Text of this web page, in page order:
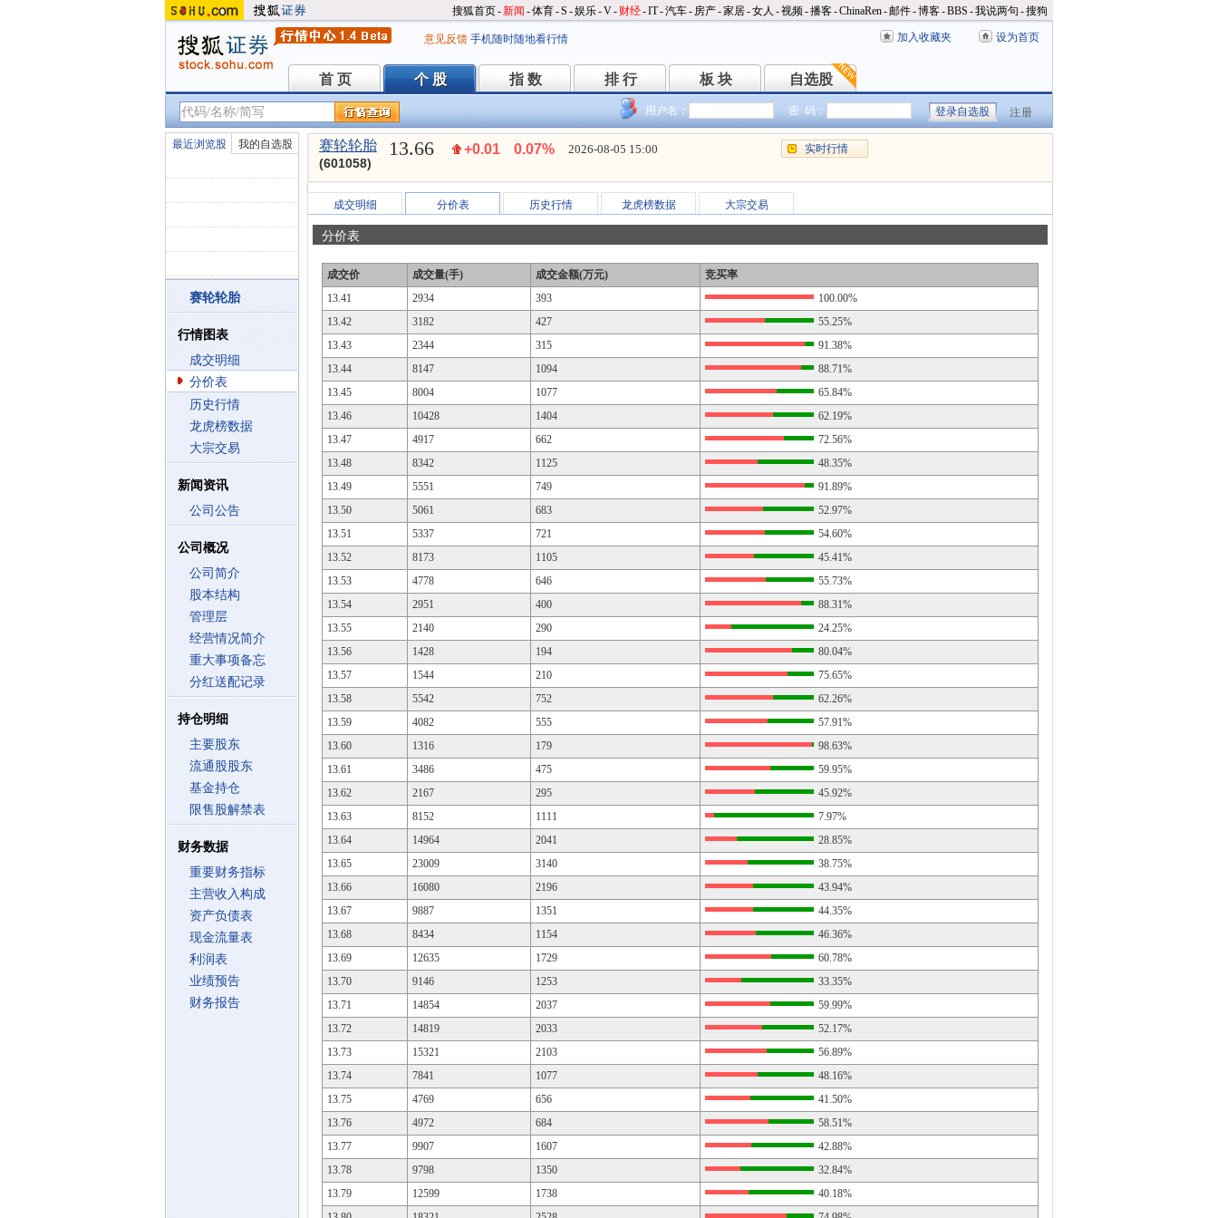
搜狐首页-新闻 -体育-S -娱乐-V- 财经-IT-汽车- 房产-家居-女人 -视频-播客-ChinaRen-邮件-博客-BBS -我说两句 -搜狗
意见反馈 手机随时随地看行情 加入收藏夹 设为首页
首 页
首 页 个 股
个 股 指 数
指 数 排 行
排 行 板 块
板 块 自选股
自选股
用户名： 密 码： 注册
最近浏览股 我的自选股
赛轮轮胎
行情图表
成交明细
分价表
历史行情
龙虎榜数据
大宗交易
新闻资讯
公司公告
公司概况
公司简介
股本结构
管理层
经营情况简介
重大事项备忘
分红送配记录
持仓明细
主要股东
流通股股东
基金持仓
限售股解禁表
财务数据
重要财务指标
主营收入构成
资产负债表
现金流量表
利润表
业绩预告
财务报告
赛轮轮胎
(601058)
13.66 +0.01 0.07% 2026-08-05 15:00 实时行情
成交明细 分价表 历史行情 龙虎榜数据 大宗交易
分价表
成交价 成交量(手) 成交金额(万元)
竞买率
13.41
2934 393
100.00%
13.42
3182 427
55.25%
13.43
2344 315
91.38%
13.44
8147 1094
88.71%
13.45
8004 1077
65.84%
13.46
10428 1404
62.19%
13.47
4917 662
72.56%
13.48
8342 1125
48.35%
13.49
5551 749
91.89%
13.50
5061 683
52.97%
13.51
5337 721
54.60%
13.52
8173 1105
45.41%
13.53
4778 646
55.73%
13.54
2951 400
88.31%
13.55
2140 290
24.25%
13.56
1428 194
80.04%
13.57
1544 210
75.65%
13.58
5542 752
62.26%
13.59
4082 555
57.91%
13.60
1316 179
98.63%
13.61
3486 475
59.95%
13.62
2167 295
45.92%
13.63
8152 1111
7.97%
13.64
14964 2041
28.85%
13.65
23009 3140
38.75%
13.66
16080 2196
43.94%
13.67
9887 1351
44.35%
13.68
8434 1154
46.36%
13.69
12635 1729
60.78%
13.70
9146 1253
33.35%
13.71
14854 2037
59.99%
13.72
14819 2033
52.17%
13.73
15321 2103
56.89%
13.74
7841 1077
48.16%
13.75
4769 656
41.50%
13.76
4972 684
58.51%
13.77
9907 1607
42.88%
13.78
9798 1350
32.84%
13.79
12599 1738
40.18%